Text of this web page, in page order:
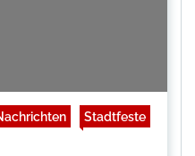
Stadtfeste